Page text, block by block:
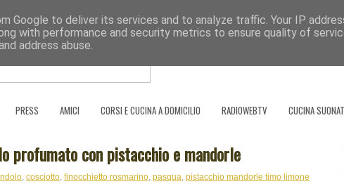
Se l'uomo è ciò che mangia, il
PRESS AMICI CORSI E CUCINA A DOMICILIO RADIOWEBTV CUCINA
profumato con pistacchio e mandorle
, cosciotto, finocchietto rosmarino, pasqua, pistacchio mandorle timo limone
Google to deliver its services and to analyze traffic. Your IP
with performance and security metrics to ensure quality of
address abuse.